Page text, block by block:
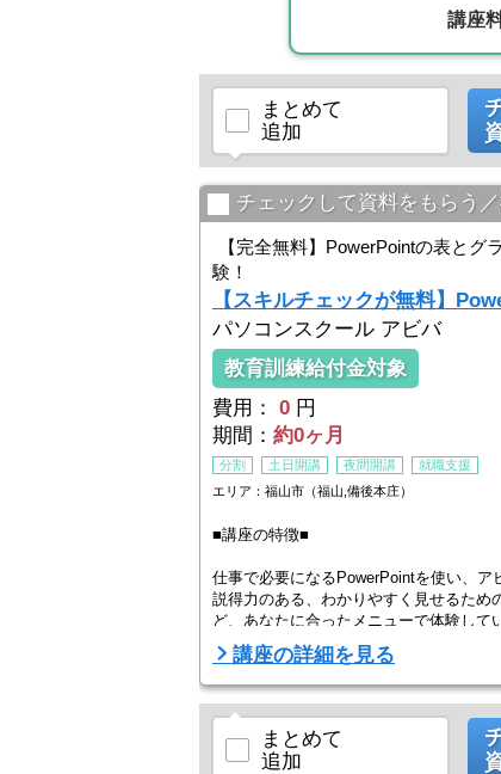
講座
まとめて
追加
チェックして資料をもらう
【完全無料】PowerPointの表と
験！
【スキルチェックが無料】
パソコンスクール アビバ
教育訓練給付金対象
費用：
0 円
期間： 約0ヶ月
分割 土日開講 夜間開講
就職支援
エリア：福山市（福山,備後本庄）
■講座の特徴■
仕事で必要になるPowerPointを使い、
説得力のある、わかりやすく見せるため
ど、あなたに合ったメニューで体験して
料金含め、回数や内容の相談ができます
から、自由に講座を組み合わせて、身に
■アビバのポイント■
講座の詳細を見る
まとめて
追加